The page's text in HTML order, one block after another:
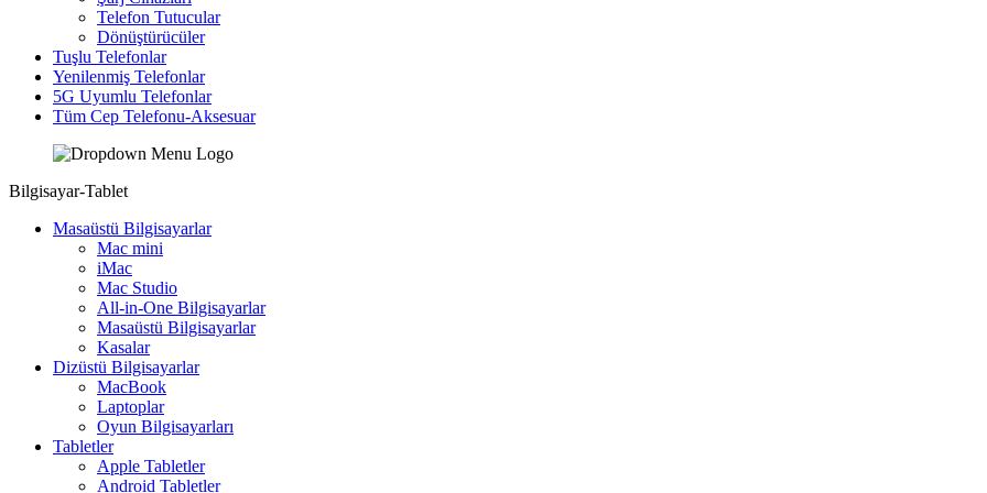
Telefon Tutucular
Dönüştürücüler
Tuşlu Telefonlar
Yenilenmiş Telefonlar
5G Uyumlu Telefonlar
Tüm Cep Telefonu-Aksesuar
Bilgisayar-Tablet
Masaüstü Bilgisayarlar
Mac mini
iMac
Mac Studio
All-in-One Bilgisayarlar
Masaüstü Bilgisayarlar
Kasalar
Dizüstü Bilgisayarlar
MacBook
Laptoplar
Oyun Bilgisayarları
Tabletler
Apple Tabletler
Android Tabletler